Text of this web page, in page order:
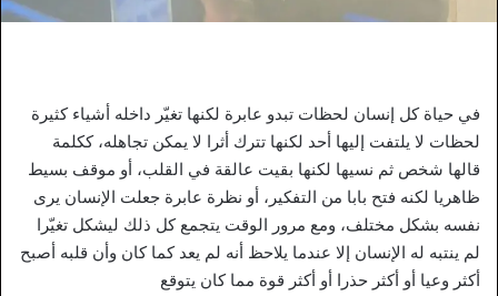
في حياة كل إنسان لحظات تبدو عابرة لكنها تغيّر داخله أشياء كثيرة
لحظات لا يلتفت إليها أحد لكنها تترك أثرا لا يمكن تجاهله، ككلمة
قالها شخص ثم نسيها لكنها بقيت عالقة في القلب، أو موقف بسيط
ظاهريا لكنه فتح بابا من التفكير، أو نظرة عابرة جعلت الإنسان يرى
نفسه بشكل مختلف، ومع مرور الوقت يتجمع كل ذلك ليشكل تغيّرا
لم ينتبه له الإنسان إلا عندما يلاحظ أنه لم يعد كما كان وأن قلبه أصبح
أكثر وعيا أو أكثر حذرا أو أكثر قوة مما كان يتوقع